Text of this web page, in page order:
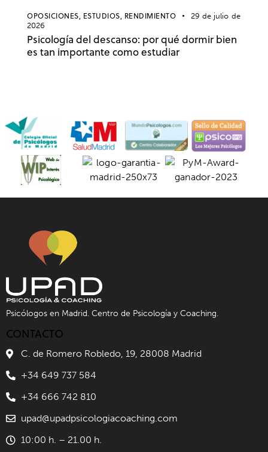
OPOSICIONES, ESTUDIOS, RENDIMIENTO
29 de julio de
2026
Psicología del descanso: por qué dormir bien
es tan importante como estudiar
Psicólogos en Madrid. Centro de Psicología y Coaching.
CONTACTO
C. de Romero Robledo, 19, 28008 Madrid
+34 649 737 584
+34 666 742 810
upad@upadpsicologiacoaching.com
10:00 h. – 21.00 h.